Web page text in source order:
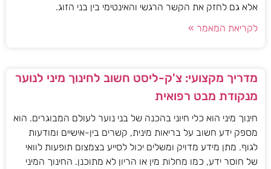
אלא גם לחזק את הקשר הרגשי והאינטימי בין בני הזוג.
לקריאת המאמר »
מדריך מקצועי: צ'ק-ליסט חשוב לחינוך מיני לנוער
מנקודת מבט רפואית
חינוך מיני הוא כלי חיוני בהכנה של בני נוער לעולם המבוגרים. הוא
מספק ידע חשוב על בריאות מינית, קשרים בין-אישיים ומודעות
לגוף. מתן מידע מדויק ומשלים יכול לסייע בצמצום תופעות לוואי
של חוסר ידע, כמו מחלות מין או הריון לא מתוכנן. החינוך המיני